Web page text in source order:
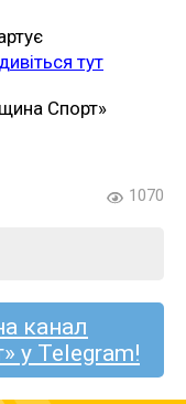
дивіться тут
Спорт»
1070
канал
у Telegram!